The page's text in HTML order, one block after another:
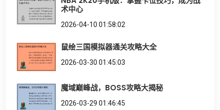
术中心
2026-04-10 01:58:02
鼠绘三国模拟器通关攻略大全
2026-03-30 01:45:03
魔域巅峰战，BOSS攻略大揭秘
2026-03-29 01:46:45